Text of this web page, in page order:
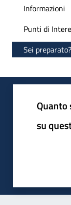
Informazioni
Punti di
Sei preparato?
su